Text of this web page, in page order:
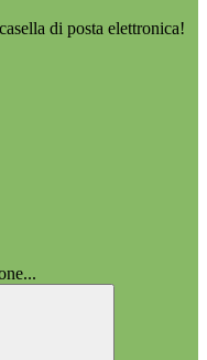
di posta elettronica!